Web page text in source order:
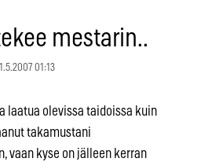
mestarin..
01:13
laatua olevissa taidoissa kuin
takamustani
vaan kyse on jälleen kerran